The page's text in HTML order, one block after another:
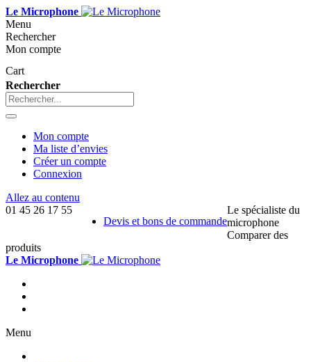
Le Microphone
Menu
Rechercher
Mon compte
Cart
Rechercher
Mon compte
Ma liste d’envies
Créer un compte
Connexion
Allez au contenu
01 45 26 17 55
Devis et bons de commande
Le spécialiste du
microphone
Comparer des
produits
Le Microphone
Menu